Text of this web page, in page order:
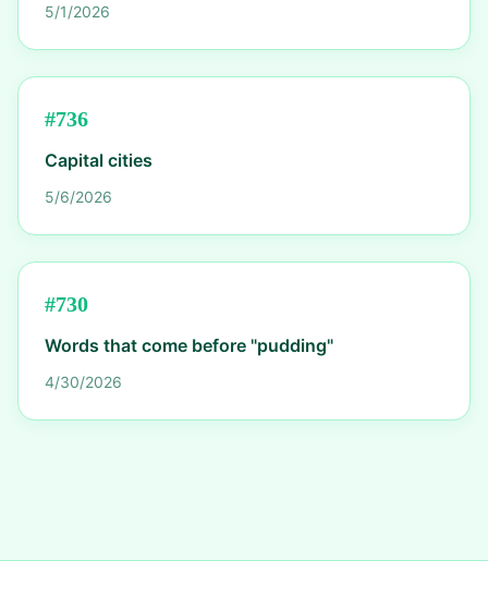
5/1/2026
#736
Capital cities
5/6/2026
#730
Words that come before "pudding"
4/30/2026